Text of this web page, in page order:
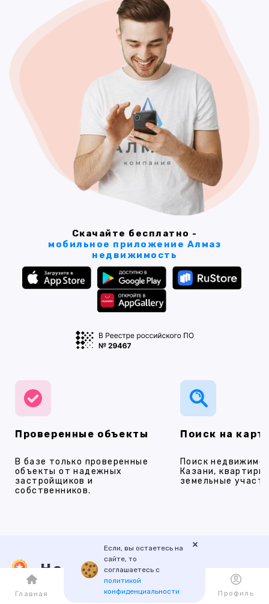
Скачайте бесплатно -
мобильное приложение Алмаз
недвижимость
Проверенные объекты
В базе только проверенные
объекты от надежных
застройщиков и
собственников.
Поиск на
Поиск
Казани,
земельные
Наши услуги
Если, вы остаетесь на
сайте, то
соглашаетесь с
политикой
конфиденциальности
×
Главная Каталог Избранное Профиль